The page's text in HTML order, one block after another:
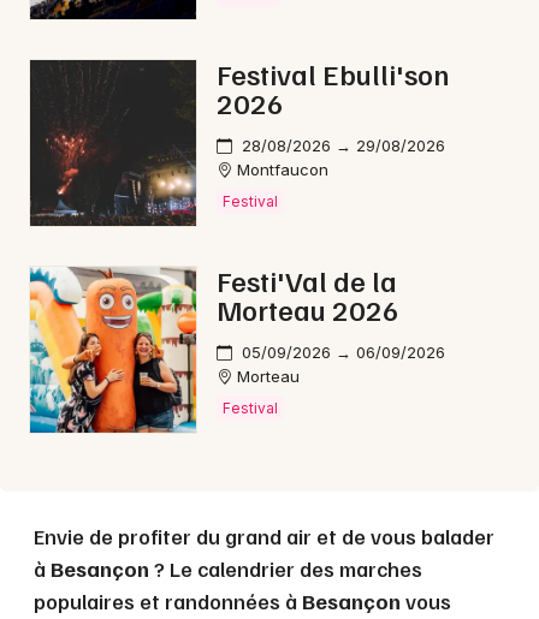
Festival Ebulli'son
2026
28/08/2026 → 29/08/2026
Montfaucon
Festival
Festi'Val de la
Morteau 2026
05/09/2026 → 06/09/2026
Morteau
Festival
Envie de profiter du grand air et de vous balader
à Besançon ? Le calendrier des marches
populaires et randonnées à Besançon vous